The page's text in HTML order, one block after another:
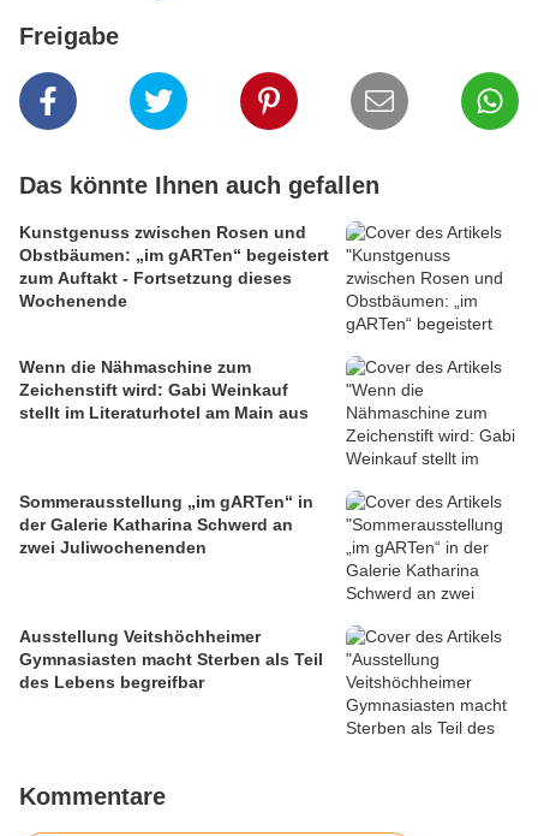
Freigabe
Das könnte Ihnen auch gefallen
Kunstgenuss zwischen Rosen und
Obstbäumen: „im gARTen“ begeistert
zum Auftakt - Fortsetzung dieses
Wochenende
Wenn die Nähmaschine zum
Zeichenstift wird: Gabi Weinkauf
stellt im Literaturhotel am Main aus
Sommerausstellung „im gARTen“ in
der Galerie Katharina Schwerd an
zwei Juliwochenenden
Ausstellung Veitshöchheimer
Gymnasiasten macht Sterben als Teil
des Lebens begreifbar
Kommentare